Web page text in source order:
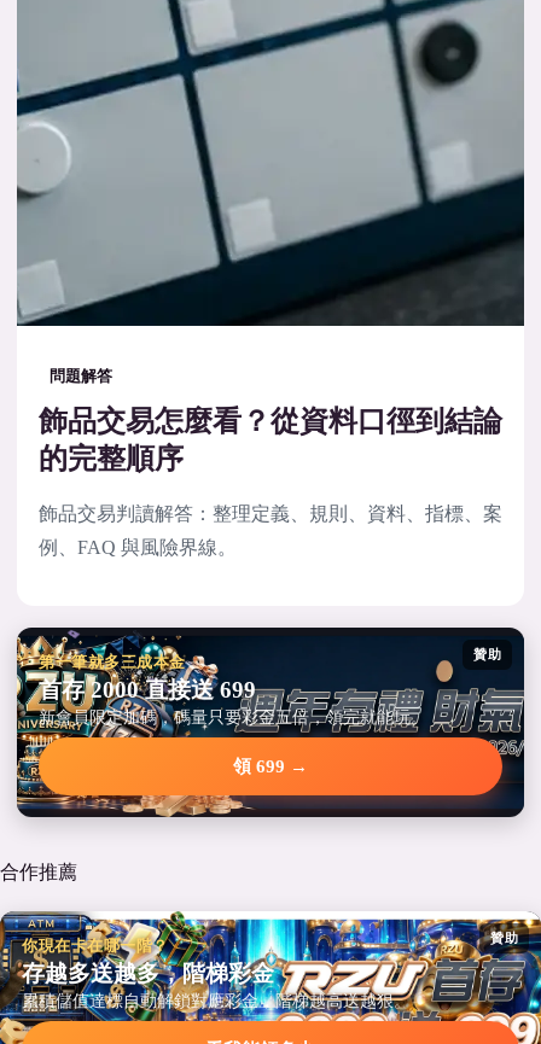
問題解答
飾品交易怎麼看？從資料口徑到結論
的完整順序
飾品交易判讀解答：整理定義、規則、資料、指標、案
例、FAQ 與風險界線。
贊助
第一筆就多三成本金
首存 2000 直接送 699
新會員限定加碼，碼量只要彩金五倍，領完就能玩。
領 699 →
合作推薦
贊助
你現在卡在哪一階？
存越多送越多，階梯彩金
累積儲值達標自動解鎖對應彩金，階梯越高送越狠。